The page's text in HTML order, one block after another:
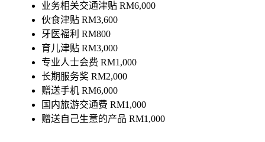
业务相关交通津贴 RM6,000
伙食津贴 RM3,600
牙医福利 RM800
育儿津贴 RM3,000
专业人士会费 RM1,000
长期服务奖 RM2,000
赠送手机 RM6,000
国内旅游交通费 RM1,000
赠送自己生意的产品 RM1,000